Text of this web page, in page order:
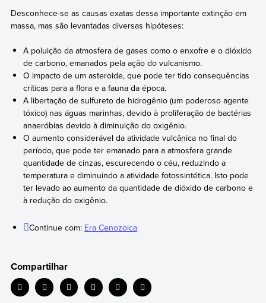
Desconhece-se as causas exatas dessa importante extinção em
massa, mas são levantadas diversas hipóteses:
A poluição da atmosfera de gases como o enxofre e o dióxido
de carbono, emanados pela ação do vulcanismo.
O impacto de um asteroide, que pode ter tido consequências
críticas para a flora e a fauna da época.
A libertação de sulfureto de hidrogênio (um poderoso agente
tóxico) nas águas marinhas, devido à proliferação de bactérias
anaeróbias devido à diminuição do oxigênio.
O aumento considerável da atividade vulcânica no final do
período, que pode ter emanado para a atmosfera grande
quantidade de cinzas, escurecendo o céu, reduzindo a
temperatura e diminuindo a atividade fotossintética. Isto pode
ter levado ao aumento da quantidade de dióxido de carbono e
à redução do oxigênio.
Continue com: Era Cenozoica
Compartilhar